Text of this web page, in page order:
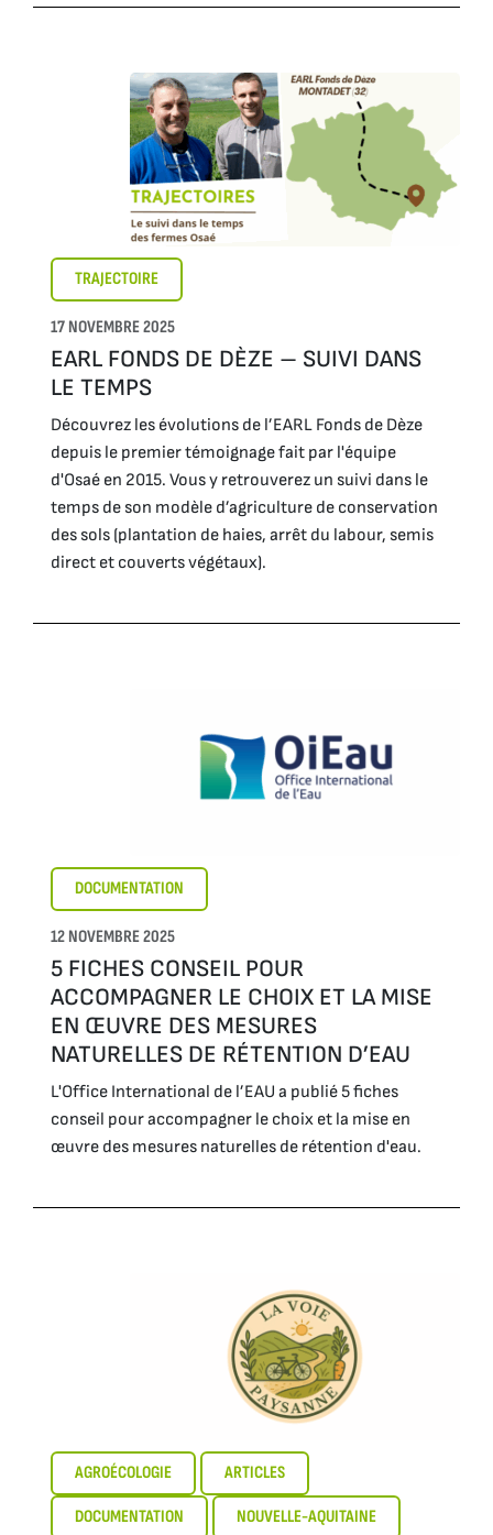
TRAJECTOIRE
17 NOVEMBRE 2025
EARL FONDS DE DÈZE – SUIVI DANS
LE TEMPS
Découvrez les évolutions de l’EARL Fonds de Dèze
depuis le premier témoignage fait par l'équipe
d'Osaé en 2015. Vous y retrouverez un suivi dans le
temps de son modèle d’agriculture de conservation
des sols (plantation de haies, arrêt du labour, semis
direct et couverts végétaux).
DOCUMENTATION
12 NOVEMBRE 2025
5 FICHES CONSEIL POUR
ACCOMPAGNER LE CHOIX ET LA MISE
EN ŒUVRE DES MESURES
NATURELLES DE RÉTENTION D’EAU
L'Office International de l’EAU a publié 5 fiches
conseil pour accompagner le choix et la mise en
œuvre des mesures naturelles de rétention d'eau.
AGROÉCOLOGIE ARTICLES
DOCUMENTATION NOUVELLE-AQUITAINE